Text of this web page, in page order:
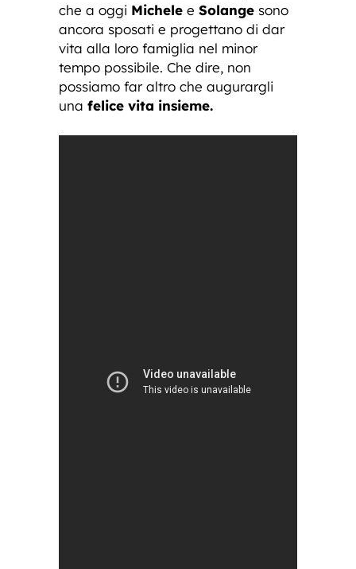
che a oggi Michele e Solange sono
ancora sposati e progettano di dar
vita alla loro famiglia nel minor
tempo possibile. Che dire, non
possiamo far altro che augurargli
una felice vita insieme.